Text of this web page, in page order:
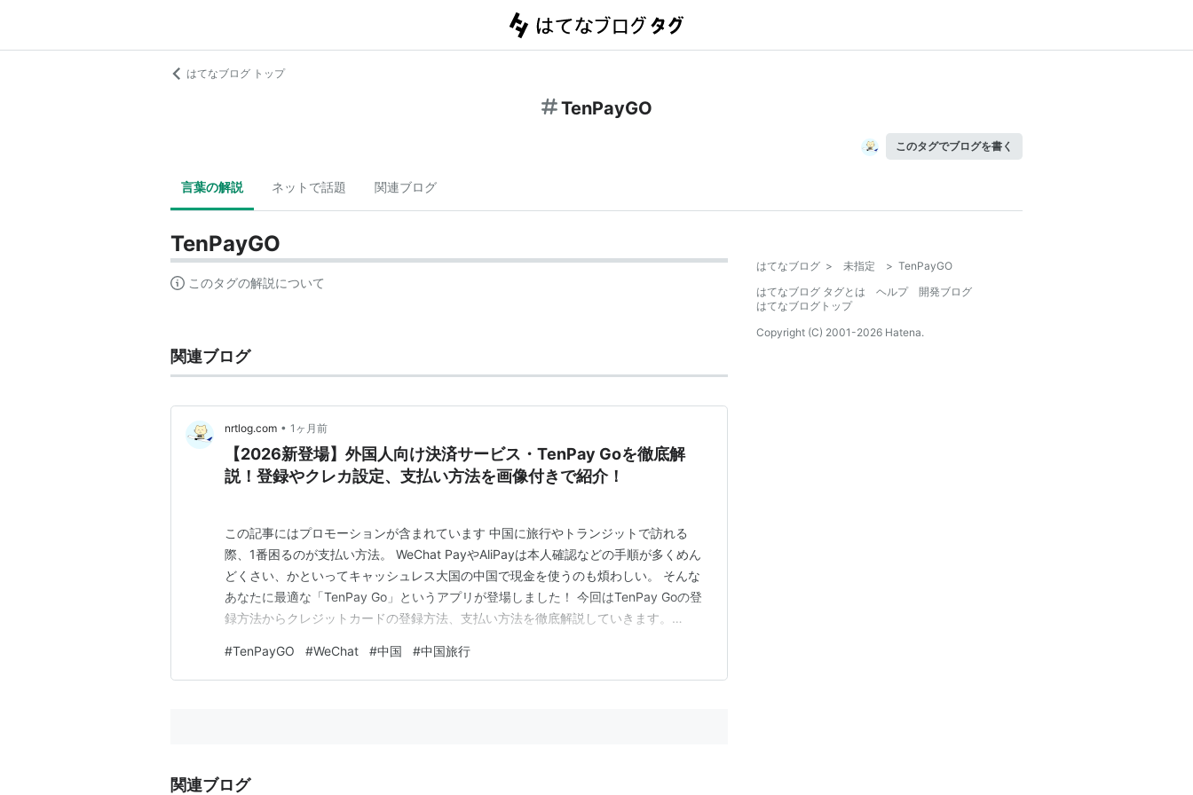
はてなブログ トップ
TenPayGO
このタグでブログを書く
言葉の解説 ネットで話題 関連ブログ
TenPayGO
このタグの解説について
関連ブログ
nrtlog.com • 1ヶ月前
【2026新登場】外国人向け決済サービス・TenPay Goを徹底解
説！登録やクレカ設定、支払い方法を画像付きで紹介！
この記事にはプロモーションが含まれています 中国に旅行やトランジットで訪れる
際、1番困るのが支払い方法。 WeChat PayやAliPayは本人確認などの手順が多くめん
どくさい、かといってキャッシュレス大国の中国で現金を使うのも煩わしい。 そんな
あなたに最適な「TenPay Go」というアプリが登場しました！ 今回はTenPay Goの登
録方法からクレジットカードの登録方法、支払い方法を徹底解説していきます。
の登録 Apple Pay・クレジットカードの登録 Apple Payの登録 クレジットカード…
#TenPayGO #WeChat #中国 #中国旅行
関連ブログ
はてなブログ > 未指定 > TenPayGO
はてなブログ タグとは
ヘルプ
開発ブログ
はてなブログトップ
Copyright (C) 2001-2026 Hatena.